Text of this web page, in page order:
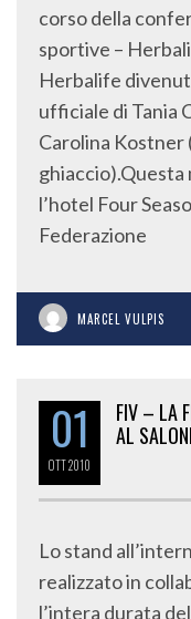
corso della
sportive –
Herbalife
ufficiale di Tania
Carolina Kostner
ghiaccio).Questa
l’hotel Four
Federazione
MARCEL VULPIS
01
OTT2010
FIV – LA
AL
Lo stand
realizzato in
l’intera durata